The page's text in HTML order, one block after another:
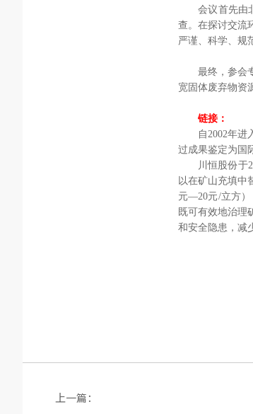
会议首先由
查。 在探讨交流
严谨、科学、规
最终，参会
宽固体废弃物资
链接：
自2002年进
过成果鉴定为国
川恒股份于
以在矿山充填中
元—20元/立方）
既可有效地治理
和安全隐患，减
上一篇：